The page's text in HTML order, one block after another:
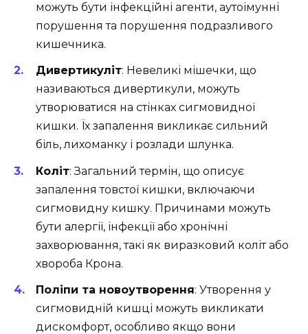
можуть бути інфекційні агенти, аутоімунні
порушення та порушення подразливого
кишечника.
Дивертикуліт: Невеликі мішечки, що
називаються дивертикули, можуть
утворюватися на стінках сигмовидної
кишки. Їх запалення викликає сильний
біль, лихоманку і розлади шлунка.
Коліт: Загальний термін, що описує
запалення товстої кишки, включаючи
сигмовидну кишку. Причинами можуть
бути алергії, інфекції або хронічні
захворювання, такі як виразковий коліт або
хвороба Крона.
Поліпи та новоутворення: Утворення у
сигмовидній кишці можуть викликати
дискомфорт, особливо якщо вони